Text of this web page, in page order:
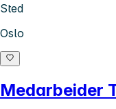
Sted
Oslo
Medarbeider